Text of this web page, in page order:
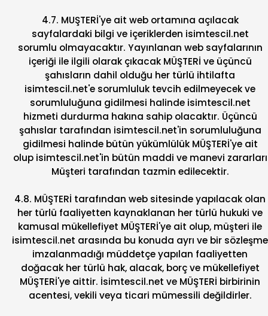
4.7. MUŞTERİ'ye ait web ortamına açılacak
sayfalardaki bilgi ve içeriklerden isimtescil.net
sorumlu olmayacaktır. Yayınlanan web sayfalarının
içeriği ile ilgili olarak çıkacak MÜŞTERİ ve üçüncü
şahısların dahil olduğu her türlü ihtilafta
isimtescil.net'e sorumluluk tevcih edilmeyecek ve
sorumluluğuna gidilmesi halinde isimtescil.net
hizmeti durdurma hakına sahip olacaktır. Üçüncü
şahıslar tarafından isimtescil.net'in sorumluluğuna
gidilmesi halinde bütün yükümlülük MÜŞTERİ'ye ait
olup isimtescil.net'in bütün maddi ve manevi zararları
Müşteri tarafından tazmin edilecektir.
4.8. MÜŞTERİ tarafından web sitesinde yapılacak olan
her türlü faaliyetten kaynaklanan her türlü hukuki ve
kamusal mükellefiyet MÜŞTERİ'ye ait olup, müşteri ile
isimtescil.net arasında bu konuda ayrı ve bir sözleşme
imzalanmadığı müddetçe yapılan faaliyetten
doğacak her türlü hak, alacak, borç ve mükellefiyet
MÜŞTERİ'ye aittir. İsimtescil.net ve MÜŞTERİ birbirinin
acentesi, vekili veya ticari mümessili değildirler.